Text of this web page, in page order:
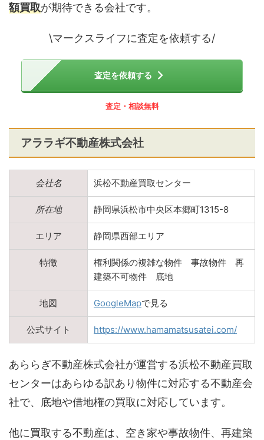
額買取が期待できる会社です。
\マークスライフに査定を依頼する/
査定を依頼する
査定・相談無料
アララギ不動産株式会社
会社名 浜松不動産買取センター
所在地 静岡県浜松市中央区本郷町1315-8
エリア 静岡県西部エリア
特徴
権利関係の複雑な物件 事故物件 再
建築不可物件 底地
地図 GoogleMapで見る
公式サイト https://www.hamamatsusatei.com/
あららぎ不動産株式会社が運営する浜松不動産買取
センターはあらゆる訳あり物件に対応する不動産会
社で、底地や借地権の買取に対応しています。
他に買取する不動産は、空き家や事故物件、再建築